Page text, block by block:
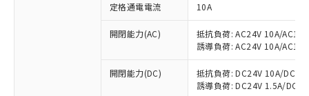
定格通電電流 10A
開閉能力(AC)
抵抗負荷: AC24V 10A/
誘導負荷: AC24V 10A/
開閉能力(DC)
抵抗負荷: DC24V 10A/
誘導負荷: DC24V 1.5A/
以下の条件をお読みいただき、同意のうえ
ご利用ください。
本サービスは、当社制御機器事業取扱
商品の当社在庫状況および標準価格
(税抜)を提供させていただくもので
対応予定なし：EU RoHS指令（10物質）の
非含有に非対応の商品で、対応品を出す予
定はありません。
調査・確認中：EU RoHS指令（10物質）の
非含有の対応状況を調査中または確認中の
※1 中国RoHS○×表